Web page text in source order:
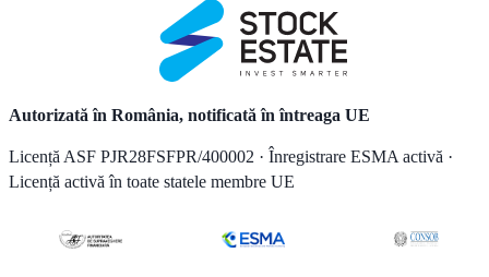
Autorizată în România, notificată în întreaga UE
Licență ASF PJR28FSFPR/400002 · Înregistrare ESMA activă ·
Licență activă în toate statele membre UE